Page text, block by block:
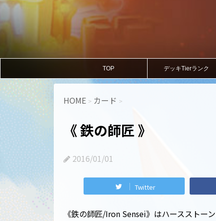
TOP デッキTierランク
HOME > カード >
《 鉄の師匠 》
2016/01/01
Twitter
《鉄の師匠/Iron Sensei》はハースストー